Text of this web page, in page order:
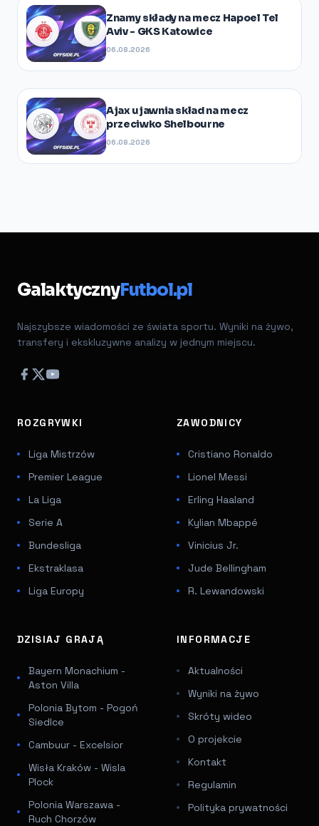
Znamy składy na mecz Hapoel Tel
Aviv - GKS Katowice
06.08.2026
Ajax ujawnia skład na mecz
przeciwko Shelbourne
06.08.2026
GalaktycznyFutbol.pl
Najszybsze wiadomości ze świata sportu. Wyniki na żywo,
transfery i ekskluzywne analizy w jednym miejscu.
ROZGRYWKI
Liga Mistrzów
Premier League
La Liga
Serie A
Bundesliga
Ekstraklasa
Liga Europy
ZAWODNICY
Cristiano Ronaldo
Lionel Messi
Erling Haaland
Kylian Mbappé
Vinicius Jr.
Jude Bellingham
R. Lewandowski
DZISIAJ GRAJĄ
Bayern Monachium -
Aston Villa
Polonia Bytom - Pogoń
Siedlce
Cambuur - Excelsior
Wisła Kraków - Wisla
Plock
Polonia Warszawa -
Ruch Chorzów
INFORMACJE
Aktualności
Wyniki na żywo
Skróty wideo
O projekcie
Kontakt
Regulamin
Polityka prywatności